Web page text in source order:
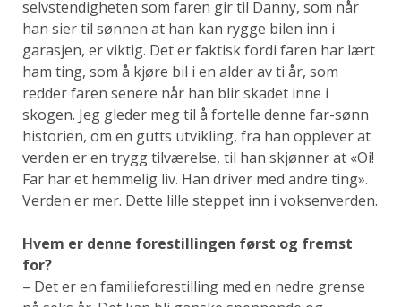
selvstendigheten som faren gir til Danny, som når
han sier til sønnen at han kan rygge bilen inn i
garasjen, er viktig. Det er faktisk fordi faren har lært
ham ting, som å kjøre bil i en alder av ti år, som
redder faren senere når han blir skadet inne i
skogen. Jeg gleder meg til å fortelle denne far-sønn
historien, om en gutts utvikling, fra han opplever at
verden er en trygg tilværelse, til han skjønner at «Oi!
Far har et hemmelig liv. Han driver med andre ting».
Verden er mer. Dette lille steppet inn i voksenverden.
Hvem er denne forestillingen først og fremst
for?
– Det er en familieforestilling med en nedre grense